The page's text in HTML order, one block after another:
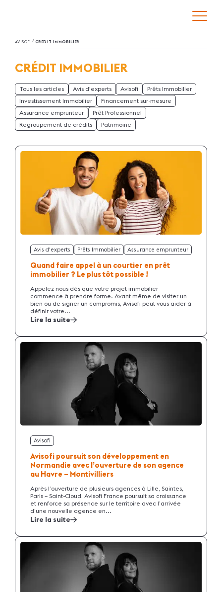
AVISOFI / CRÉDIT IMMOBILIER
CRÉDIT IMMOBILIER
Tous les articles Avis d'experts Avisofi
Prêts Immobilier
Investissement Immobilier
Financement sur-mesure
Assurance emprunteur
Prêt Professionnel
Regroupement de crédits
Patrimoine
Avis d'experts Prêts Immobilier Assurance emprunteur
Quand faire appel à un courtier en prêt
immobilier ? Le plus tôt possible !
Appelez nous dès que votre projet immobilier
commence à prendre forme. Avant même de visiter un
bien ou de signer un compromis, Avisofi peut vous aider à
définir votre...
Lire la suite
Avisofi
Avisofi poursuit son développement en
Normandie avec l’ouverture de son agence
au Havre – Montivilliers
Après l’ouverture de plusieurs agences à Lille, Saintes,
Paris – Saint-Cloud, Avisofi France poursuit sa croissance
et renforce sa présence sur le territoire avec l’arrivée
d’une nouvelle agence en...
Lire la suite